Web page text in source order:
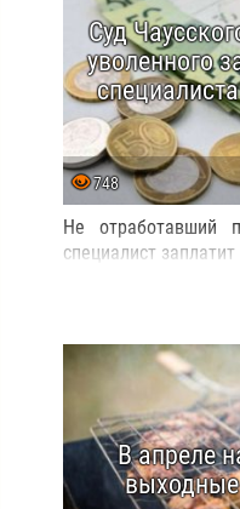
Суд
уволенного
748
Не отработавший
специалист заплатит
В апреле